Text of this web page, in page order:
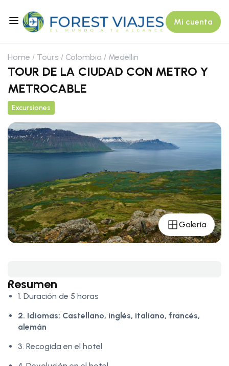
Mi cuenta
Home Tours Colombia Medellin
TOUR DE LA CIUDAD CON METRO Y
METROCABLE
Excursiones
Galería
Resumen
1. Duración de 5 horas
2. Idiomas: Castellano, inglés, italiano, francés,
alemán
3. Recogida en el hotel